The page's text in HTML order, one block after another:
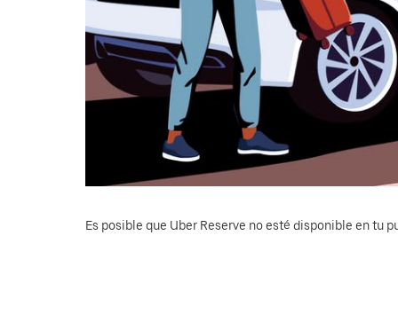
Es posible que Uber Reserve no esté disponible en tu